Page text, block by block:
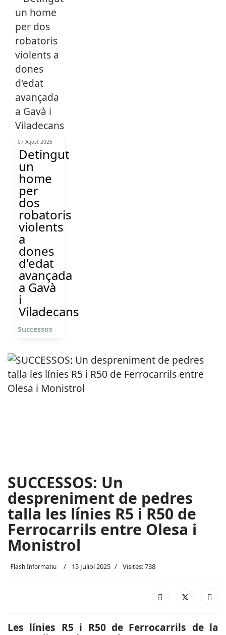
07 Agost 2026
Detingut
un
home
per
dos
robatoris
violents
a
dones
d'edat
avançada
a Gavà
i
Viladecans
Successos
SUCCESSOS: Un
despreniment de pedres
talla les línies R5 i R50 de
Ferrocarrils entre Olesa i
Monistrol
Flash Informatiu 15 Juliol 2025 Visites: 738
Les línies R5 i R50 de Ferrocarrils de la